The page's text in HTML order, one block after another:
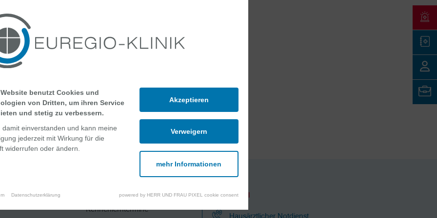
Angebote
Kennenlerntermine
Notfall
benutzt Cookies und
von Dritten, um ihren Service
und stetig zu verbessern.
damit einverstanden und kann meine
jederzeit mit Wirkung für die
widerrufen oder ändern.
Akzeptieren
Verweigern
mehr Informationen
Datenschutzerklärung powered by HERR UND FRAU PIXEL cookie consent